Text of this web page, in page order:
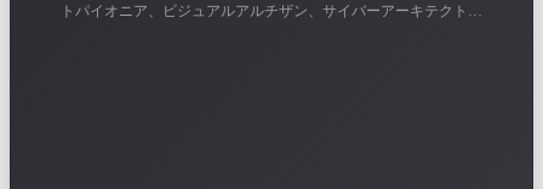
トパイオニア、ビジュアルアルチザン、サイバーアーキテクトな